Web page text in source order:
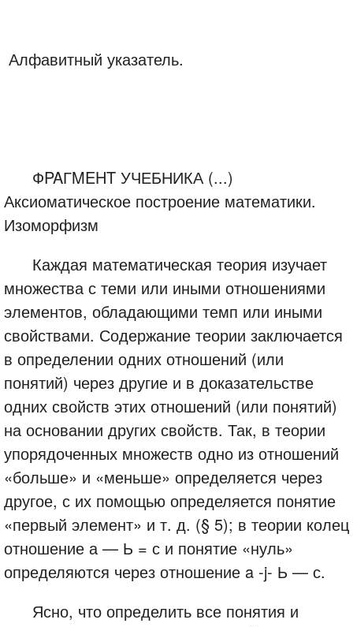
Алфавитный указатель.
ФPAГMEHT УЧЕБНИКА (...)
Аксиоматическое построение математики.
Изоморфизм
Каждая математическая теория изучает
множества с теми или иными отношениями
элементов, обладающими темп или иными
свойствами. Содержание теории заключается
в определении одних отношений (или
понятий) через другие и в доказательстве
одних свойств этих отношений (или понятий)
на основании других свойств. Так, в теории
упорядоченных множеств одно из отношений
«больше» и «меньше» определяется через
другое, с их помощью определяется понятие
«первый элемент» и т. д. (§ 5); в теории колец
отношение а — Ь = с и понятие «нуль»
определяются через отношение a -j- Ь — с.
Ясно, что определить все понятия и